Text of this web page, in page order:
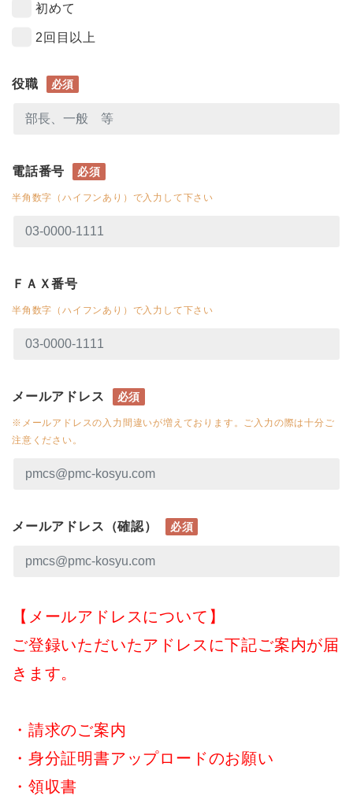
初めて
2回目以上
役職 必須
電話番号 必須
半角数字（ハイフンあり）で入力して下さい
ＦＡＸ番号
半角数字（ハイフンあり）で入力して下さい
メールアドレス 必須
※メールアドレスの入力間違いが増えております。ご入力の際は十分ご
注意ください。
メールアドレス（確認） 必須
【メールアドレスについて】
ご登録いただいたアドレスに下記ご案内が届
きます。
・請求のご案内
・身分証明書アップロードのお願い
・領収書